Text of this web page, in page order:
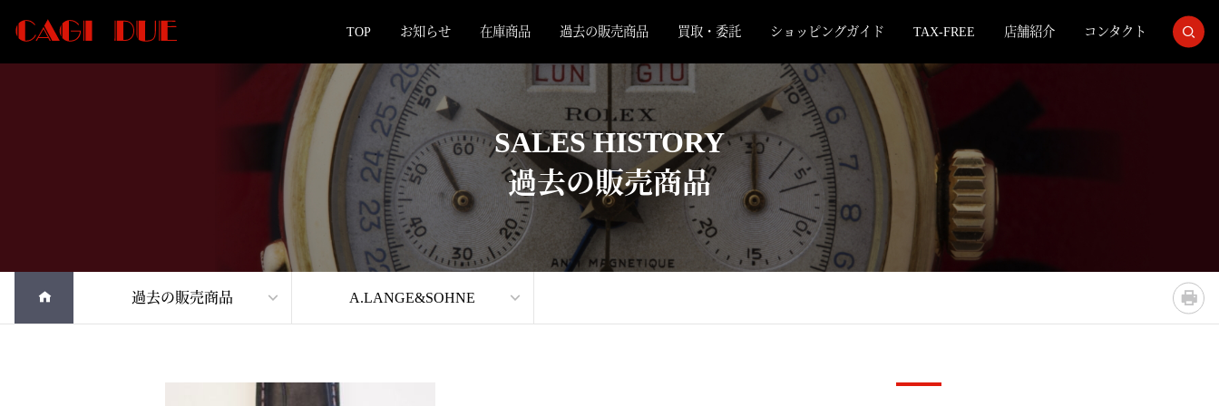
TOP お知らせ 在庫商品 過去の販売商品 買取・委託 ショッピングガイド TAX-FREE 店舗紹介 コンタクト
SALES HISTORY
過去の販売商品
過去の販売商品 A.LANGE&SOHNE